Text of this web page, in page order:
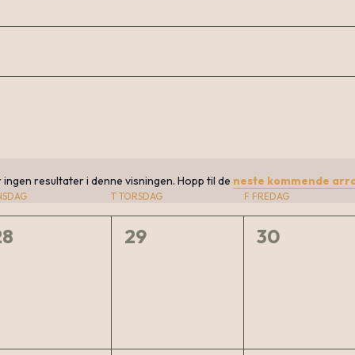
Notice
resultater i denne visningen. Hopp til de neste kommende
T TORSDAG F FREDAG
0
29
0
30